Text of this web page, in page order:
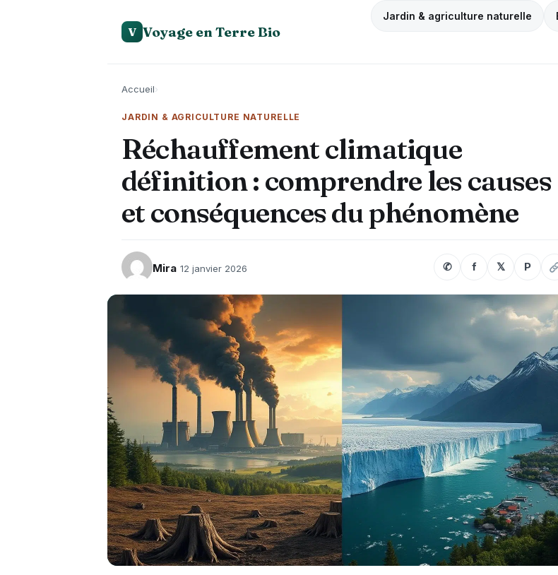
V Voyage en Terre Bio
Jardin & agriculture naturelle
Accueil›
JARDIN & AGRICULTURE NATURELLE
Réchauffement climatique
définition : comprendre les causes
et conséquences du phénomène
Mira 12 janvier 2026 ✆ f 𝕏 P